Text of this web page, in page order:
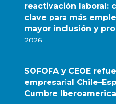
reactivación laboral:
clave para más
mayor inclusión y
2026
SOFOFA y CEOE
empresarial
Cumbre